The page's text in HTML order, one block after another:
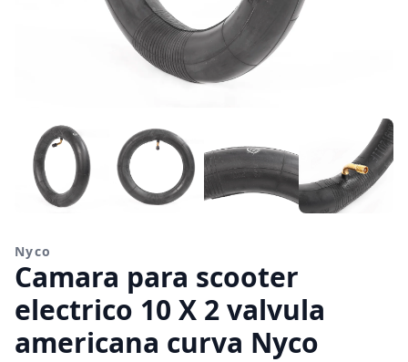
Nyco
Camara para scooter
electrico 10 X 2 valvula
americana curva Nyco